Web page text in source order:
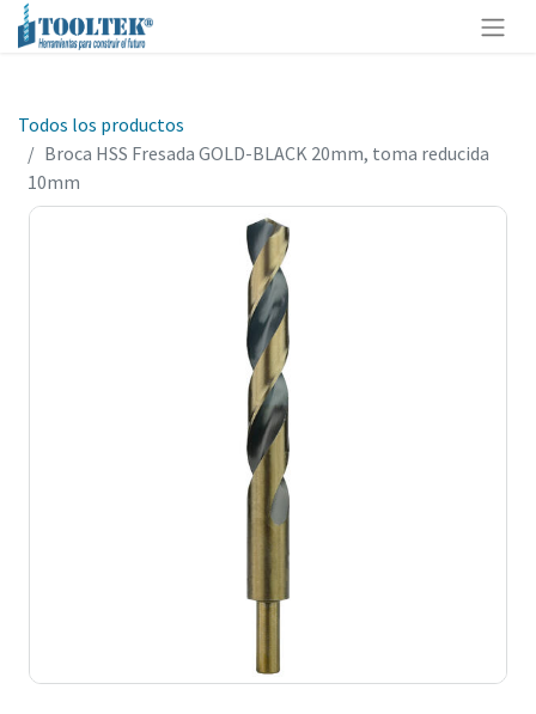
Todos los productos
Broca HSS Fresada GOLD-BLACK 20mm, toma reducida
10mm